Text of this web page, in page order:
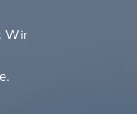
Wir